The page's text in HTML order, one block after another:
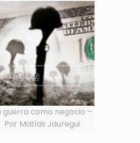
guerra como negocio –
Por Matías Jauregui